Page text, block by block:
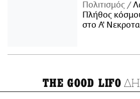
Πολιτισμός
Πλήθος
στο Α'
THE GOOD LIFO